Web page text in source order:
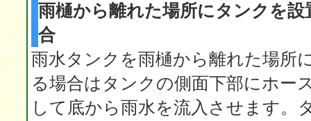
雨樋から離れた場所にタンクを設
合
雨水タンクを雨樋から離れた場所
る場合はタンクの側面下部にホー
して底から雨水を流入させます。